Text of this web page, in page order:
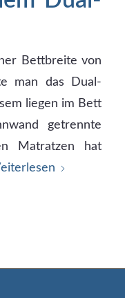
Bettbreite von
man das Dual-
liegen im Bett
getrennte
Matratzen hat